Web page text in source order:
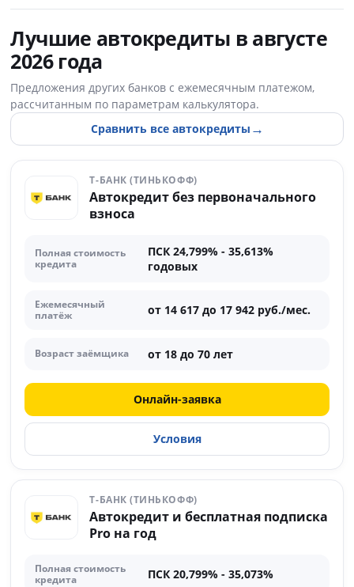
Лучшие автокредиты в августе
2026 года
Предложения других банков с ежемесячным платежом,
рассчитанным по параметрам калькулятора.
Сравнить все автокредиты →
Т-БАНК (ТИНЬКОФФ)
Автокредит без первоначального
взноса
Полная стоимость
кредита
ПСК 24,799% - 35,613%
годовых
Ежемесячный
платёж
от 14 617 до 17 942 руб./мес.
Возраст заёмщика от 18 до 70 лет
Онлайн-заявка
Условия
Т-БАНК (ТИНЬКОФФ)
Автокредит и бесплатная подписка
Pro на год
Полная стоимость
кредита
ПСК 20,799% - 35,073%